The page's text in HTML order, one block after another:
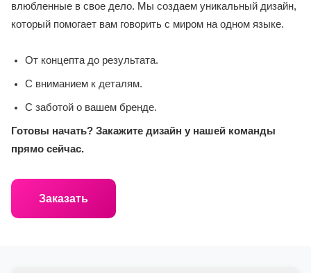
влюбленные в свое дело. Мы создаем уникальный дизайн,
который помогает вам говорить с миром на одном языке.
От концепта до результата.
С вниманием к деталям.
С заботой о вашем бренде.
Готовы начать? Закажите дизайн у нашей команды
прямо сейчас.
Заказать